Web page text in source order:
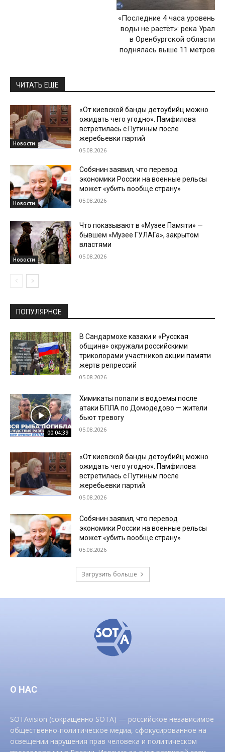
«Последние 4 часа уровень
воды не растёт»: река Урал
в Оренбургской области
поднялась выше 11 метров
ЧИТАТЬ ЕЩЕ
Новости
«От киевской банды детоубийц можно
ожидать чего угодно». Памфилова
встретилась с Путиным после
жеребьевки партий
05.08.2026
Новости
Собянин заявил, что перевод
экономики России на военные рельсы
может «убить вообще страну»
05.08.2026
Новости
Что показывают в «Музее Памяти» —
бывшем «Музее ГУЛАГа», закрытом
властями
05.08.2026
ПОПУЛЯРНОЕ
В Сандармохе казаки и «Русская
община» окружали российскими
триколорами участников акции памяти
жертв репрессий
05.08.2026
00:04:39
Химикаты попали в водоемы после
атаки БПЛА по Домодедово — жители
бьют тревогу
05.08.2026
«От киевской банды детоубийц можно
ожидать чего угодно». Памфилова
встретилась с Путиным после
жеребьевки партий
05.08.2026
Собянин заявил, что перевод
экономики России на военные рельсы
может «убить вообще страну»
05.08.2026
Загрузить больше
О НАС
SOTAvision (сокращенно SOTA) — российское независимое
общественно-политическое медиа, сфокусированное на
освещении нарушения прав человека и политическом